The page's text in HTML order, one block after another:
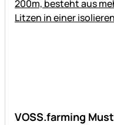
VOSS.farming